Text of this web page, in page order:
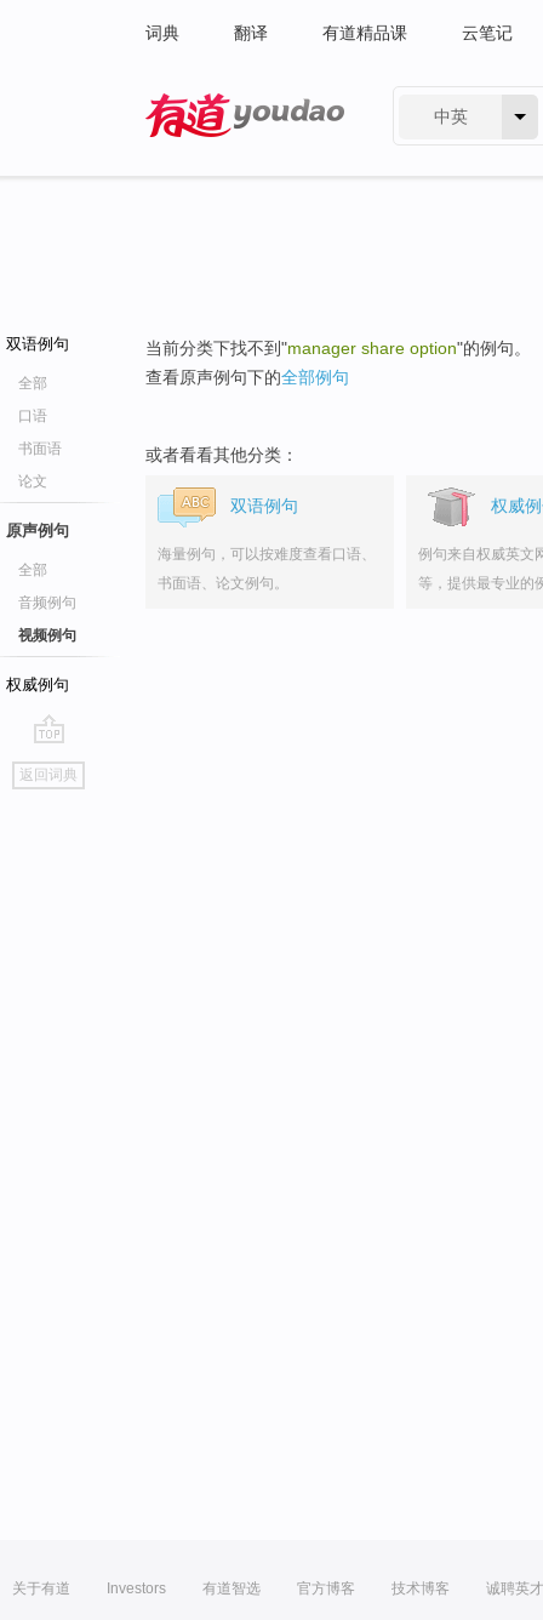
词典 翻译 有道精品课 云笔记
中英
双语例句
全部
口语
书面语
论文
原声例句
全部
音频例句
视频例句
权威例句
go
top
返回词典
当前分类下找不到"manager share option"的例句。
查看原声例句下的全部例句
或者看看其他分类：
双语例句
海量例句，可以按难度查看口语、
书面语、论文例句。
权威
例句来自权威英文
等，提供最专业的
关于有道 Investors 有道智选 官方博客 技术博客 诚聘英才